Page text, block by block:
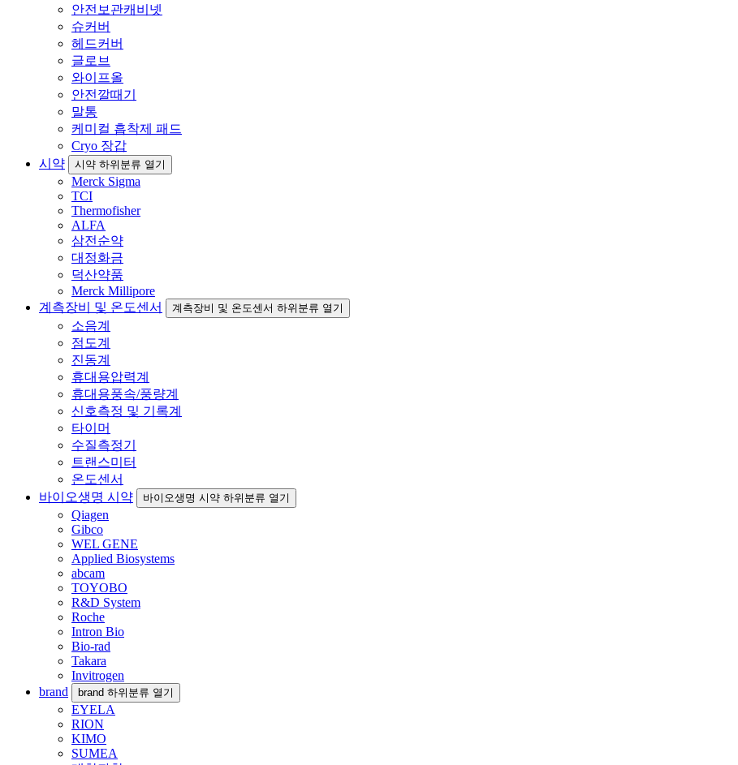
안전보관캐비넷
슈커버
헤드커버
글로브
와이프올
안전깔때기
말통
케미컬 흡착제 패드
Cryo 장갑
시약
시약 하위분류 열기
Merck Sigma
TCI
Thermofisher
ALFA
삼전순약
대정화금
덕산약품
Merck Millipore
계측장비 및 온도센서
계측장비 및 온도센서 하위분류 열기
소음계
점도계
진동계
휴대용압력계
휴대용풍속/풍량계
신호측정 및 기록계
타이머
수질측정기
트랜스미터
온도센서
바이오생명 시약
바이오생명 시약 하위분류 열기
Qiagen
Gibco
WEL GENE
Applied Biosystems
abcam
TOYOBO
R&D System
Roche
Intron Bio
Bio-rad
Takara
Invitrogen
brand
brand 하위분류 열기
EYELA
RION
KIMO
SUMEA